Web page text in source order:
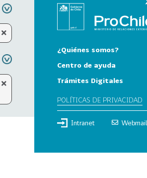
¿Quiénes somos?
Centro de ayuda
Trámites Digitales
POLÍTICAS DE PRIVACIDAD
Intranet Webmail